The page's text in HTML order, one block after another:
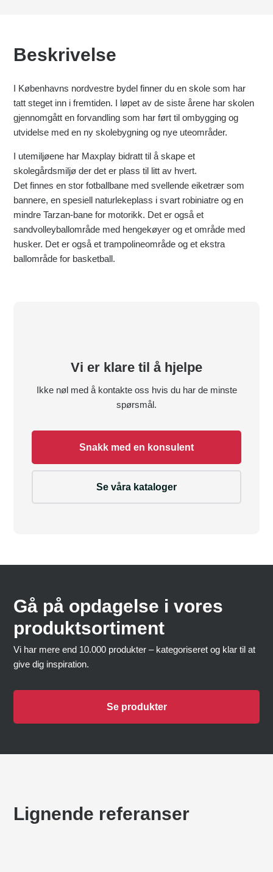
Beskrivelse
I Københavns nordvestre bydel finner du en skole som har
tatt steget inn i fremtiden. I løpet av de siste årene har skolen
gjennomgått en forvandling som har ført til ombygging og
utvidelse med en ny skolebygning og nye uteområder.
I utemiljøene har Maxplay bidratt til å skape et
skolegårdsmiljø der det er plass til litt av hvert.
Det finnes en stor fotballbane med svellende eiketrær som
bannere, en spesiell naturlekeplass i svart robiniatre og en
mindre Tarzan-bane for motorikk. Det er også et
sandvolleyballområde med hengekøyer og et område med
husker. Det er også et trampolineområde og et ekstra
ballområde for basketball.
Vi er klare til å hjelpe
Ikke nøl med å kontakte oss hvis du har de minste
spørsmål.
Snakk med en konsulent
Se våra kataloger
Gå på opdagelse i vores
produktsortiment
Vi har mere end 10.000 produkter – kategoriseret og klar til at
give dig inspiration.
Se produkter
Lignende referanser
VALHØJ SKOLE